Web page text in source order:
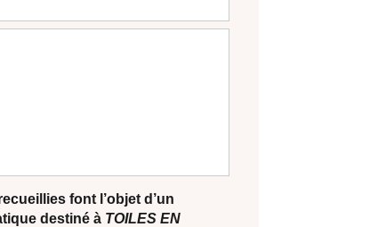
font l’objet d’un
destiné àTOILES EN